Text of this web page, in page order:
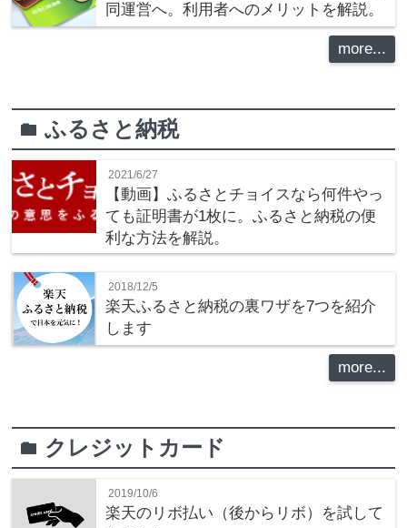
同運営へ。利用者へのメリットを解説。
more...
folderふるさと納税
2021/6/27
【動画】ふるさとチョイスなら何件やっ
ても証明書が1枚に。ふるさと納税の便
利な方法を解説。
2018/12/5
楽天ふるさと納税の裏ワザを7つを紹介
します
more...
folder クレジットカード
2019/10/6
楽天のリボ払い（後からリボ）を試して